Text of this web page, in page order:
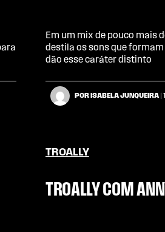
Em um mix de pouco mais
destila os sons que
dão esse caráter distinto
POR ISABELA JUNQUEIRA
TROALLY
TROALLY COM